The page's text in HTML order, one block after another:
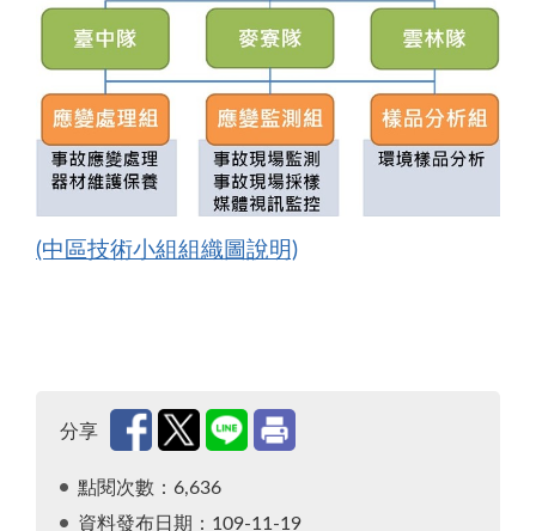
(中區技術小組組織圖說明)
專業分組：應變處理（應變與器材保養）、應
架構圖適合用於中區環境應變團隊分層分工、組
分享
點閱次數：6,636
資料發布日期：109-11-19